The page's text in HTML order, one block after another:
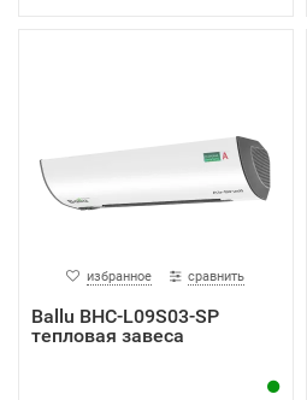
избранное сравнить
Ballu BHC-L09S03-SP
тепловая завеса